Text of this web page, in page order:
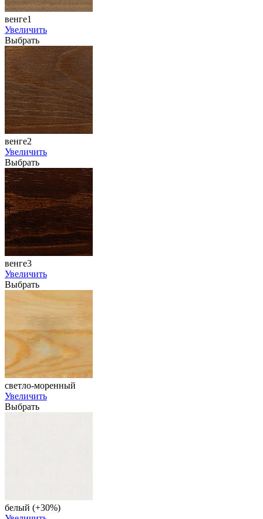
венге1
Увеличить
Выбрать
венге2
Увеличить
Выбрать
венге3
Увеличить
Выбрать
светло-моренный
Увеличить
Выбрать
белый (+30%)